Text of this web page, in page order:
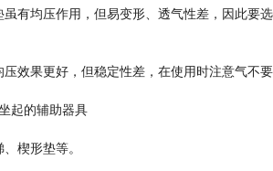
有均压作用，但易变形、透气性差，因此要
效果更好，但稳定性差，在使用时注意气不
起的辅助器具
楔形垫等。